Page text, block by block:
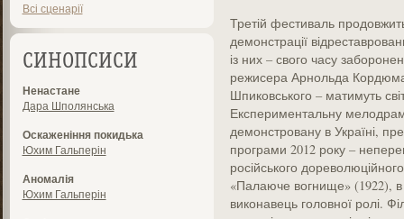
Всі сценарії
СИНОПСИСИ
Ненастане
Дара Шполянська
Оскаженіння покидька
Юхим Гальперін
Аномалія
Юхим Гальперін
Третій фестиваль
демонстрації
із них – свого часу
режисера Арнольда
Шпиковського – матимуть
Експериментальну
демонстровану в Україні,
програми 2012 року –
російського
«Палаюче вогнище» (1922), в
виконавець головної ролі.